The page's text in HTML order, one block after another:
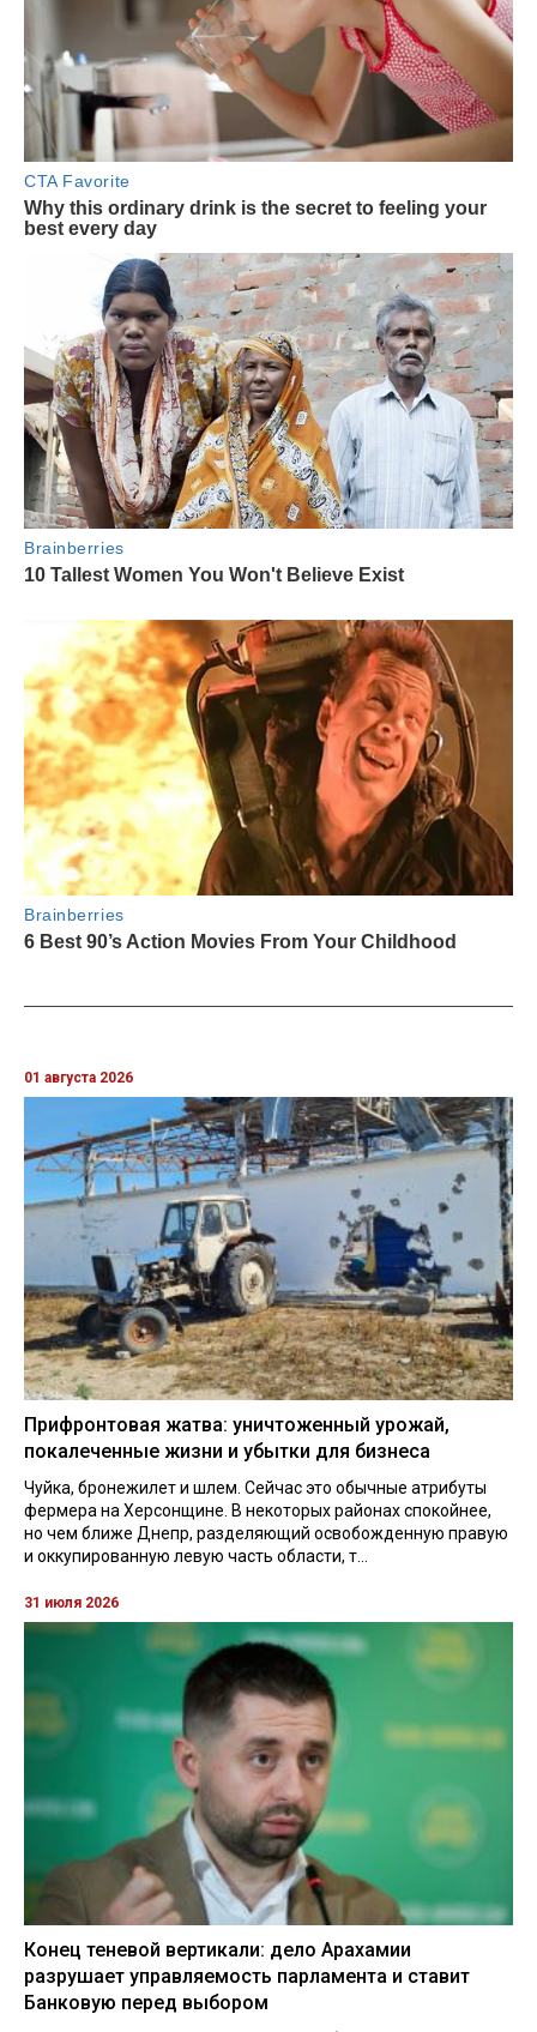
01 августа 2026
Прифронтовая жатва: уничтоженный урожай,
покалеченные жизни и убытки для бизнеса
Чуйка, бронежилет и шлем. Сейчас это обычные атрибуты
фермера на Херсонщине. В некоторых районах спокойнее,
но чем ближе Днепр, разделяющий освобожденную правую
и оккупированную левую часть области, т...
31 июля 2026
Конец теневой вертикали: дело Арахамии
разрушает управляемость парламента и ставит
Банковую перед выбором